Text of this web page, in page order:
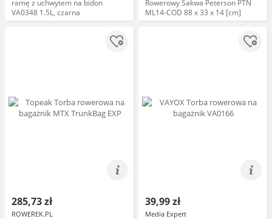
ramę z uchwytem na bidon
VA0348 1.5L, czarna
Rowerowy Sakwa Peterson PTN
ML14-COD 88 x 33 x 14 [cm]
285,73 zł
ROWEREK.PL
39,99 zł
Media Expert